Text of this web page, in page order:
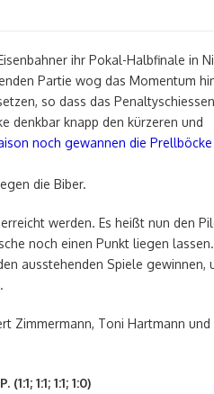
ihr Pokal-Halbfinale in
Partie wog das Momentum
so dass das Penaltyschiessen
denkbar knapp den kürzeren und
noch gewannen die
die Biber.
werden. Es heißt nun den
noch einen Punkt liegen lassen.
ausstehenden Spiele gewinnen,
Zimmermann, Toni Hartmann und
1:1; 1:1; 1:0)